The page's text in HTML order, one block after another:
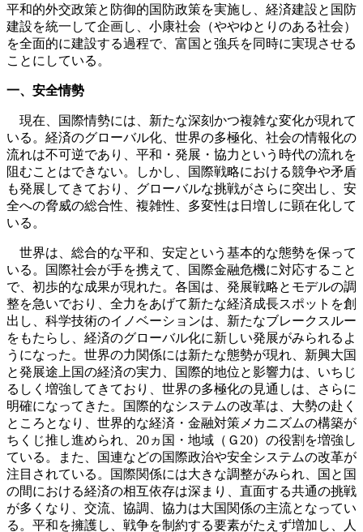
平和的外交政策と防御的国防政策を実施し、経済建設と国防
建設を統一して企画し、小康社会（ややゆとりのある社会）
を全面的に建設する過程で、富国と強兵を同時に実現させる
ことにしている。
一、安全情勢
現在、国際情勢には、新たな深刻かつ複雑な変化が現れて
いる。経済のグローバル化、世界の多極化、社会の情報化の
流れは不可逆であり、平和・発展・協力という時代の流れを
阻むことはできない。しかし、国際戦略における競争や矛盾
も発展してきており、グローバルな挑戦がさらに突出し、安
全への脅威の総合性、複雑性、多変性は日増しに顕在化して
いる。
世界は、総合的な平和、安定という基本的な態勢を保って
いる。国際社会が手を携えて、国際金融危機に対応すること
で、初歩的な成果が現れた。各国は、発展戦略とモデルの調
整を急いでおり、全力をあげて新たな経済成長スポットを創
出し、科学技術のイノベーションは、新たなブレークスルー
をもたらし、経済のグローバル化に新しい発展がみられるよ
うになった。世界の力関係には新たな態勢が現れ、新興大国
と発展途上国の経済の実力、国際的地位と影響力は、いちじ
るしく増強してきており、世界の多極化の見通しは、さらに
明確になってきた。国際的なシステムの改革は、大勢の赴く
ところとなり、世界的な経済・金融対策メカニズムの構築が
ちくじ推し進められ、20ヵ国・地域（Ｇ20）の役割を増強し
ている。また、国連などの国際政治や安全システムの改革が
注目されている。国際関係には大きな調整がみられ、国と国
の間における経済の相互依存は深まり、直面する共通の挑戦
が多くなり、交流、協調、協力は大国関係の主流となってい
る。平和を擁護し、戦争を制約する要素がたえず増加し、人